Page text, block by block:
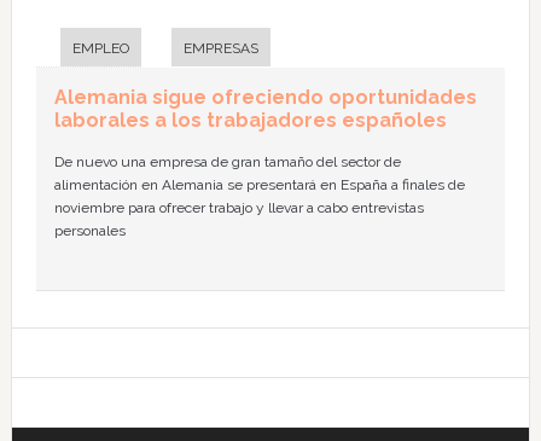
EMPLEO EMPRESAS
Alemania sigue ofreciendo oportunidades
laborales a los trabajadores españoles
De nuevo una empresa de gran tamaño del sector de
alimentación en Alemania se presentará en España a finales de
noviembre para ofrecer trabajo y llevar a cabo entrevistas
personales